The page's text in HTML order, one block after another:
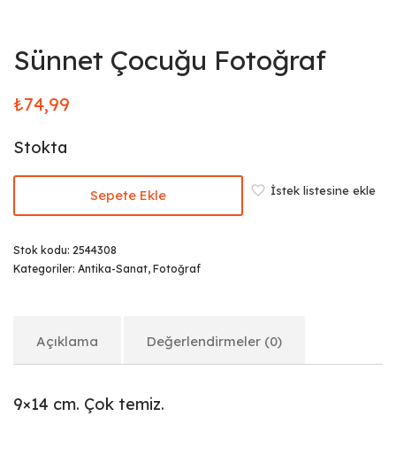
Sünnet Çocuğu Fotoğraf
₺74,99
Stokta
Sepete Ekle İstek listesine ekle
Stok kodu: 2544308
Kategoriler: Antika-Sanat, Fotoğraf
Açıklama Değerlendirmeler (0)
9×14 cm. Çok temiz.